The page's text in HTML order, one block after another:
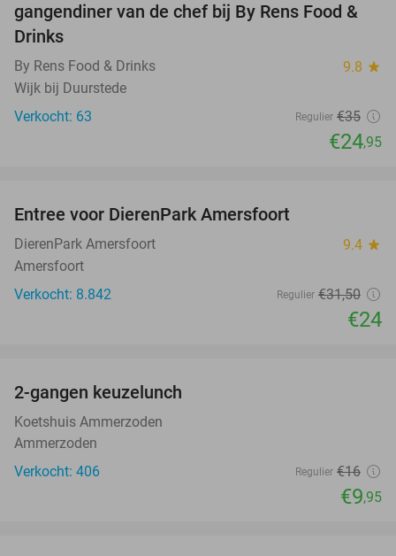
gangendiner van de chef bij By Rens Food &
Drinks
By Rens Food & Drinks 9.8 star
Wijk bij Duurstede
Verkocht: 63
Regulier €35
€24,95
Entree voor DierenPark Amersfoort
DierenPark Amersfoort 9.4 star
Amersfoort
Verkocht: 8.842
Regulier €31,50
€24
2-gangen keuzelunch
Koetshuis Ammerzoden
Ammerzoden
Verkocht: 406
Regulier €16
€9,95